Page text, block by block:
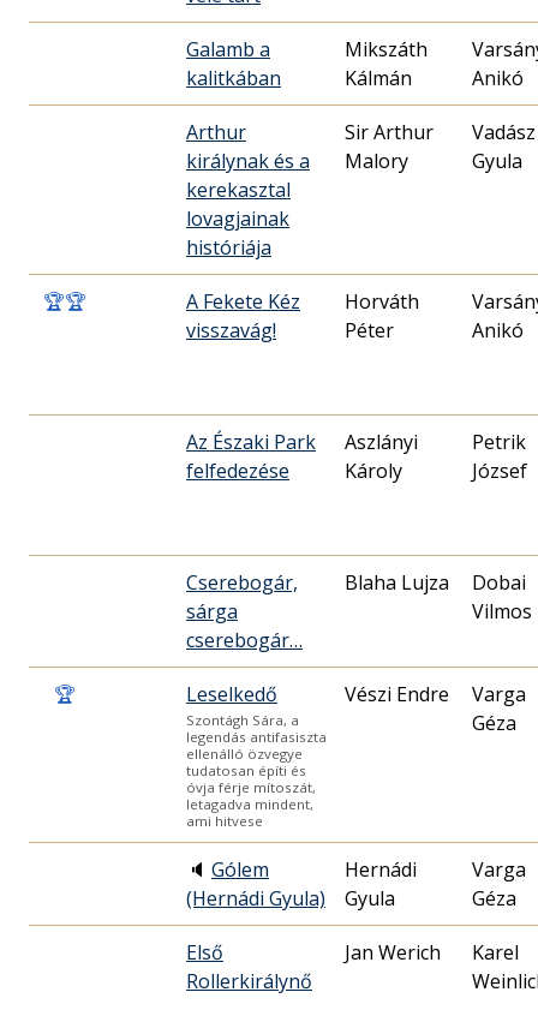
Galamb a
kalitkában
Mikszáth
Kálmán
Anikó
Arthur
királynak és a
kerekasztal
lovagjainak
históriája
Sir Arthur
Malory
Vadász
Gyula
🏆🏆
A Fekete Kéz
visszavág!
Horváth
Péter
Anikó
Az Északi Park
felfedezése
Aszlányi
Károly
Petrik
József
Cserebogár,
sárga
cserebogár…
Blaha Lujza
Dobai
Vilmos
🏆 Leselkedő
Szontágh Sára, a
legendás antifasiszta
ellenálló özvegye
tudatosan építi és
óvja férje mítoszát,
letagadva mindent,
ami hitvese
Vészi Endre
Varga
Géza
🔈 Gólem
(Hernádi Gyula)
Hernádi
Gyula
Varga
Géza
Első
Rollerkirálynő
Jan Werich
Karel